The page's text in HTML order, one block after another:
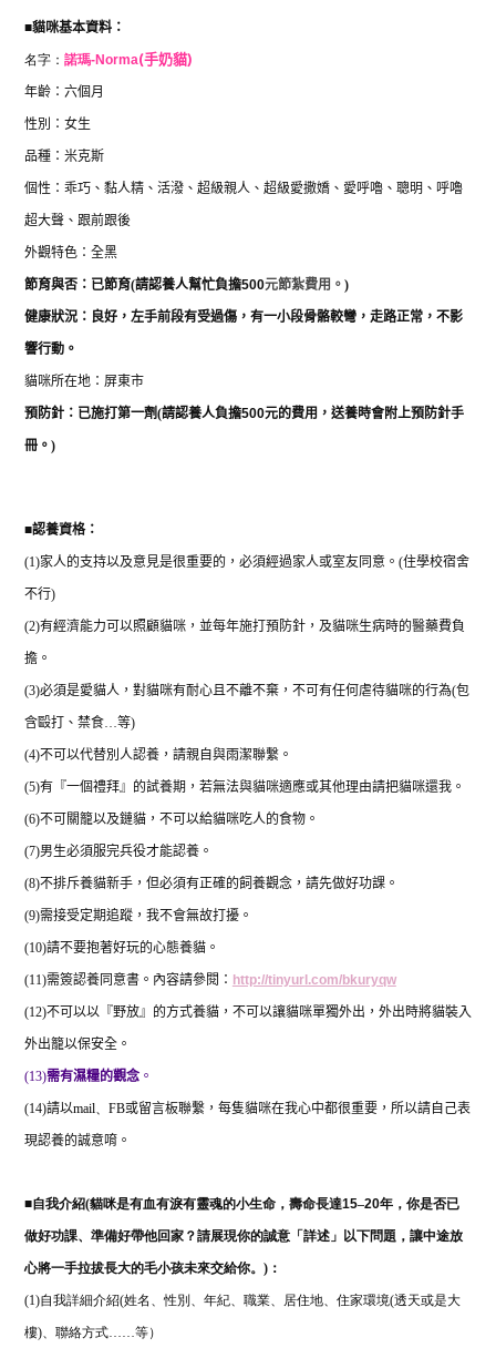
■貓咪基本資料：
名字： 諾瑪-Norma(手奶貓)
年齡：六個月
性別：女生
品種：米克斯
個性： 乖巧、黏人精、活潑、超級親人、超級愛撒嬌、愛呼嚕、聰明、呼嚕
超大聲、跟前跟後
外觀特色：全黑
節育與否：已節育(請認養人幫忙負擔500元節紮費用。 )
健康狀況：良好，左手前段有受過傷，有一小段骨骼較彎，走路正常，不影
響行動。
貓咪所在地：屏東市
預防針：已施打 第一劑(請認養人負擔500元的費用，送養時會附上預防針手
冊。 )
■認養資格：
(1)家人的支持以及意見是很重要的，必須經過家人或室友同意。 (住學校宿舍
不行)
(2)有經濟能力可以照顧貓咪，並每年施打預防針，及貓咪生病時的醫藥費負
擔。
(3)必須是愛貓人，對貓咪有耐心且不離不棄，不可有任何虐待貓咪的行為(包
含毆打、禁食…等)
(4)不可以代替別人認養，請親自與雨潔聯繫。
(5)有『一個禮拜』的試養期，若無法與貓咪適應或其他理由請把貓咪還我。
(6)不可關籠以及鏈貓，不可以給貓咪吃人的食物。
(7)男生必須服完兵役才能認養。
(8)不排斥養貓新手，但必須有正確的飼養觀念，請先做好功課。
(9)需接受定期追蹤，我不會無故打擾。
(10)請不要抱著好玩的心態養貓。
(11)需簽認養同意書。內容請參閱： http://tinyurl.com/bkuryqw
(12)不可以以『野放』的方式養貓，不可以讓貓咪單獨外出，外出時將貓裝入
外出籠以保安全。
(13)需有濕糧的觀念。
(14)請以mail、 FB或留言板聯繫，每隻貓咪在我心中都很重要，所以請自己表
現認養的誠意唷。
■自我介紹(貓咪是有血有淚有靈魂的小生命，壽命長達15–20年，你是否已
做好功課、準備好帶他回家？請展現你的誠意「詳述」以下問題，讓中途放
心將一手拉拔長大的毛小孩未來交給你。)：
(1)自我詳細介紹(姓名、性別、年紀、職業、居住地、住家環境(透天或是大
樓)、聯絡方式……等）